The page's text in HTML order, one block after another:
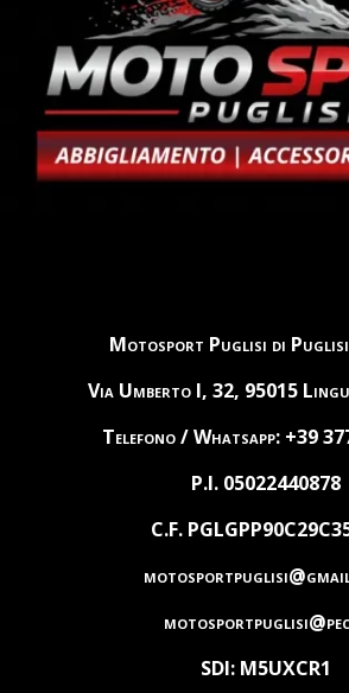
Motosport Puglisi di Puglisi
Via Umberto I, 32, 95015
Telefono / Whatsapp: +39
P.I. 05022440878
C.F.
SDI: M5UXCR1